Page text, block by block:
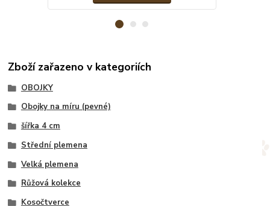
Zboží zařazeno v kategoriích
OBOJKY
Obojky na míru (pevné)
šířka 4 cm
Střední plemena
Velká plemena
Růžová kolekce
Kosočtverce